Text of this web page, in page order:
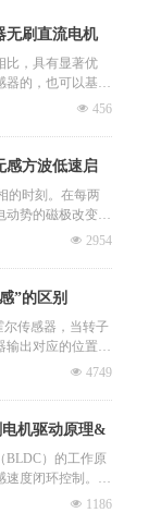
无刷直流电机
比，具有显著优
器的，也可以基于
（第三种选择是使
和电机之间的互
集成电路有助于
器可能是更好的
넶 456
感方波低速启
的时刻。在每两
动势的磁极改变的
者从负变化为正的
点，将其 延迟
넶 2954
”的区别
尔传感器，当转子
输出对应的位置信
置，进而控制打开
。 “无感”即是无
了其它方式来检
较”，其中软件比
相对较复杂，且对
较法不需要复杂的
넶 4749
机驱动原理&
制
BLDC）的工作原
速度闭环控制。针
的作用和速度闭环
넶 1186